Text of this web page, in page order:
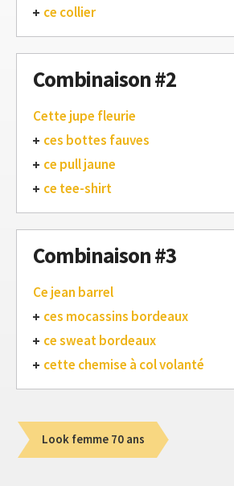
ce collier
Combinaison #2
Cette jupe fleurie
ces bottes fauves
ce pull jaune
ce tee-shirt
Combinaison #3
Ce jean barrel
ces mocassins bordeaux
ce sweat bordeaux
cette chemise à col volanté
Look femme 70 ans